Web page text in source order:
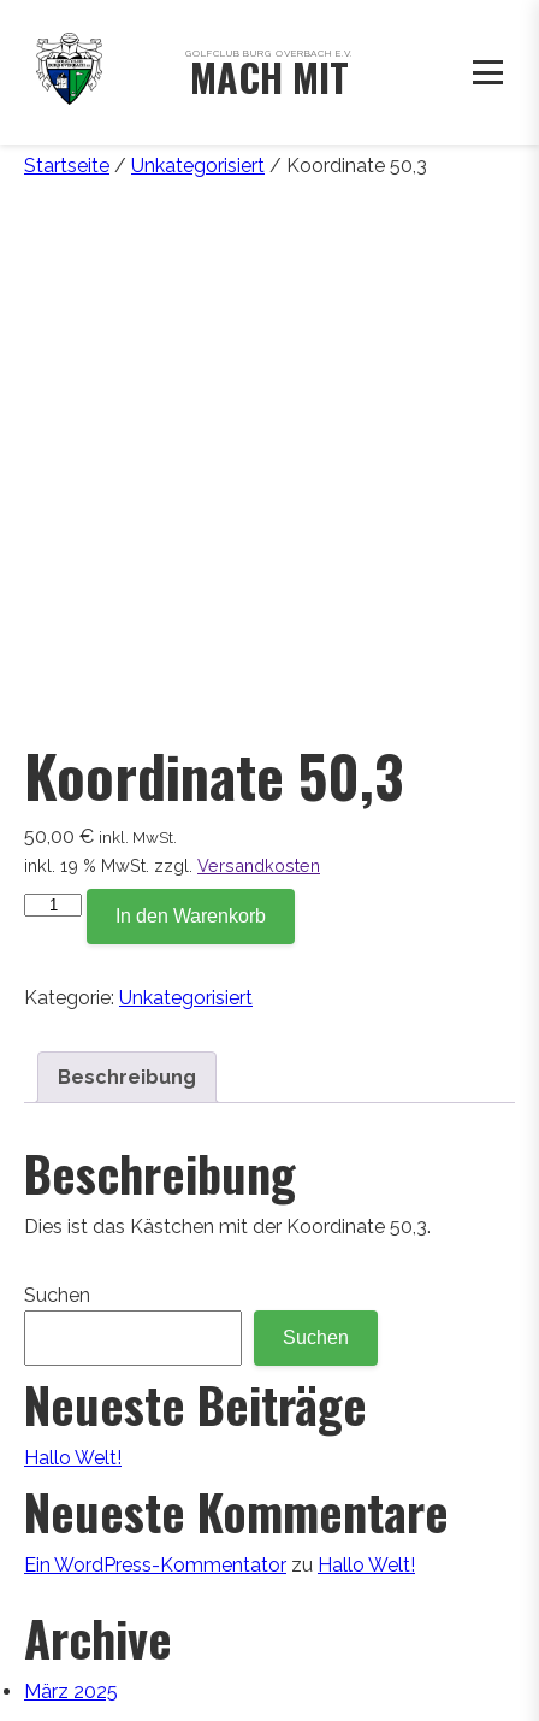
GOLFCLUB BURG OVERBACH E.V.
MACH MIT
Startseite / Unkategorisiert / Koordinate 50,3
Koordinate 50,3
50,00 € inkl. MwSt.
inkl. 19 % MwSt. zzgl. Versandkosten
Koordinate
In den Warenkorb
Kategorie: Unkategorisiert
Beschreibung
Beschreibung
Dies ist das Kästchen mit der Koordinate 50,3.
Suchen
Suchen
Neueste Beiträge
Hallo Welt!
Neueste Kommentare
Ein WordPress-Kommentator zu Hallo Welt!
Archive
März 2025